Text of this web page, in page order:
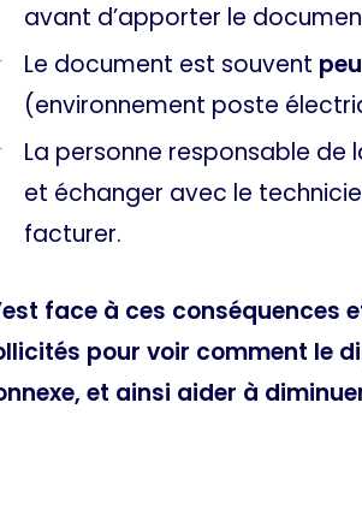
avant d’apporter le
Le document est souvent
(environnement poste
La personne responsable de
et échanger avec le
facturer.
face à ces conséquences
pour voir comment le
et ainsi aider à